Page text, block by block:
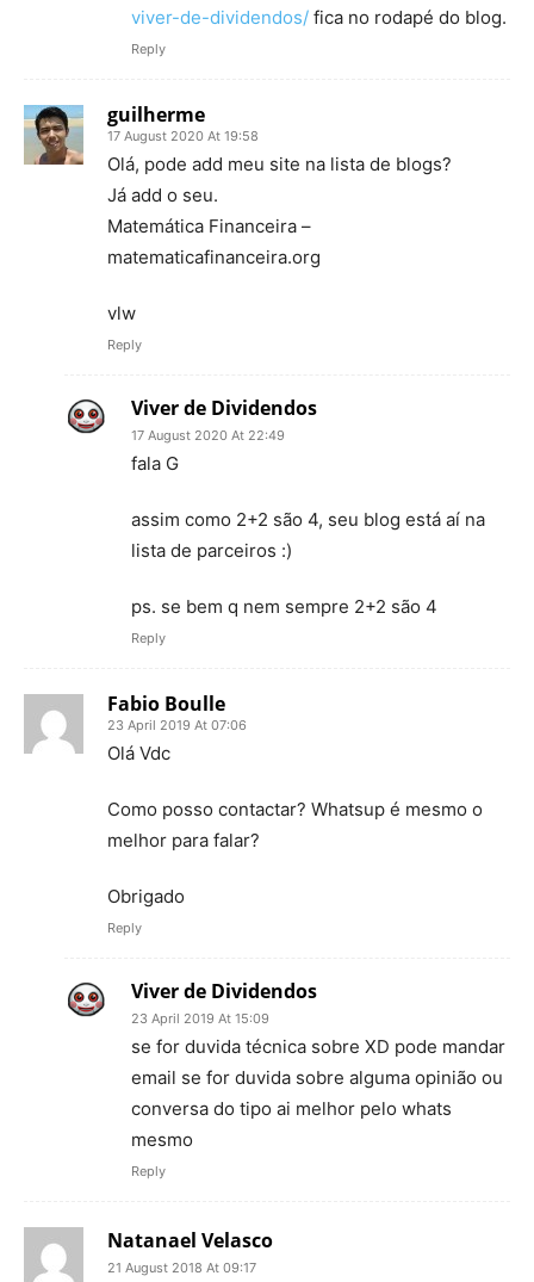
viver-de-dividendos/ fica no rodapé do blog.
Reply
guilherme
17 August 2020 At 19:58
Olá, pode add meu site na lista de blogs?
Já add o seu.
Matemática Financeira –
matematicafinanceira.org
vlw
Reply
Viver de Dividendos
17 August 2020 At 22:49
fala G
assim como 2+2 são 4, seu blog está aí na
lista de parceiros :)
ps. se bem q nem sempre 2+2 são 4
Reply
Fabio Boulle
23 April 2019 At 07:06
Olá Vdc
Como posso contactar? Whatsup é mesmo o
melhor para falar?
Obrigado
Reply
Viver de Dividendos
23 April 2019 At 15:09
se for duvida técnica sobre XD pode mandar
email se for duvida sobre alguma opinião ou
conversa do tipo ai melhor pelo whats
mesmo
Reply
Natanael Velasco
21 August 2018 At 09:17